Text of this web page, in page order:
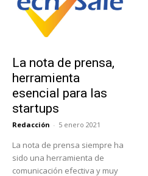
La nota de prensa,
herramienta
esencial para las
startups
Redacción - 5 enero 2021
La nota de prensa siempre ha
sido una herramienta de
comunicación efectiva y muy